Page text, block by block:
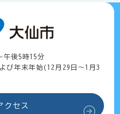
後5時15分
び年末年始(12月29日～1月3
クセス